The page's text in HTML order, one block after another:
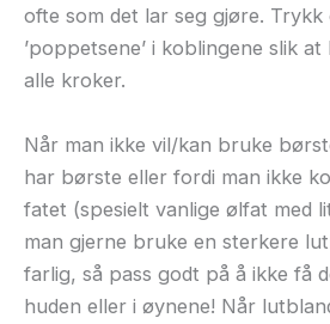
ofte som det lar seg gjøre. Trykk
’poppetsene’ i koblingene slik
alle kroker.
Når man ikke vil/kan bruke
har børste eller fordi man ikke
fatet (spesielt vanlige ølfat med
man gjerne bruke en sterkere
farlig, så pass godt på å ikke få
huden eller i øynene! Når